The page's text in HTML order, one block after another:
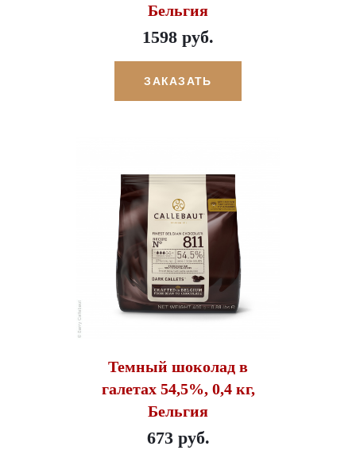
Бельгия
1598 руб.
ЗАКАЗАТЬ
Темный шоколад в
галетах 54,5%, 0,4 кг,
Бельгия
673 руб.